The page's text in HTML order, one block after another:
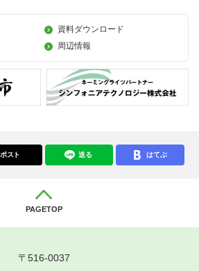
資料ダウンロード
周辺情報
ポスト 送る はてぶ
PAGETOP
〒516-0037